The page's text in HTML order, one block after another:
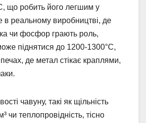
що робить його легшим у
в реальному виробництві, де
чи фосфор грають роль,
піднятися до 1200-1300°C,
де метал стікає краплями,
чавуну, такі як щільність
чи теплопровідність, тісно